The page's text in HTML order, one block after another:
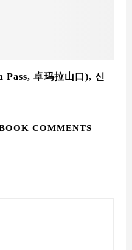
卓玛拉山口), 신
COMMENTS